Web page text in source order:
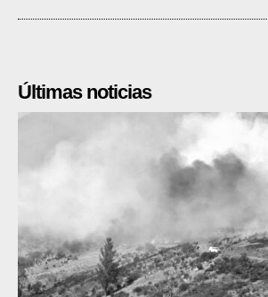
Últimas noticias